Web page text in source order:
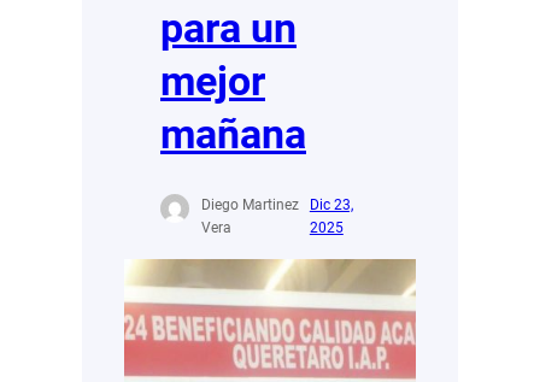
para un
mejor
mañana
Diego Martinez
Vera
Dic 23,
2025